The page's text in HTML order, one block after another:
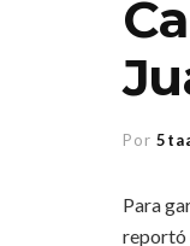
Por
Para
reportó